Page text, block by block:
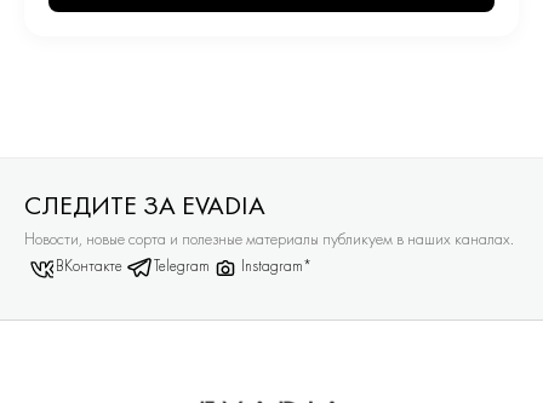
СЛЕДИТЕ ЗА EVADIA
Новости, новые сорта и полезные материалы публикуем в наших каналах.
ВКонтакте Telegram Instagram*